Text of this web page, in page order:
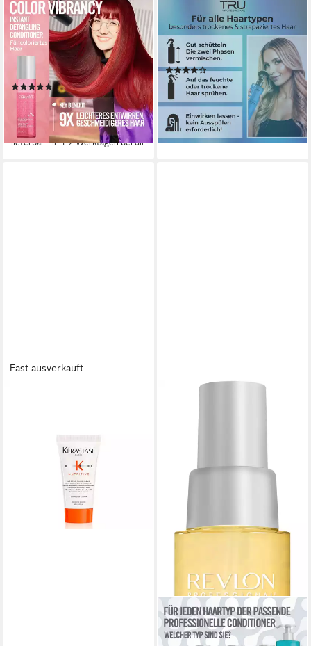
REVLON PROFESSIONAL
Leave-in Pflege EQUAVE
COLOR VIBRANCY
DETANGLING CONDITIONER,
Coloriertes Haar 200ml
(9)
ab 15,99 € UVP28,60 €
(79,95 €/ 1 l)
-44%
lieferbar - in 1-2 Werktagen bei dir
Leave-in Pflege Two Phase
Keratin, 400ml, Gesundes und
kräftigeres Haar
(3)
16,95 €
(42,38 €/ 1 l)
lieferbar - in 2-3 Werktagen bei dir
Fast ausverkauft
Pflege für trockenes Haar
(31,90 €/ 100 ml)
lieferbar - in 2-3 Werktagen bei dir